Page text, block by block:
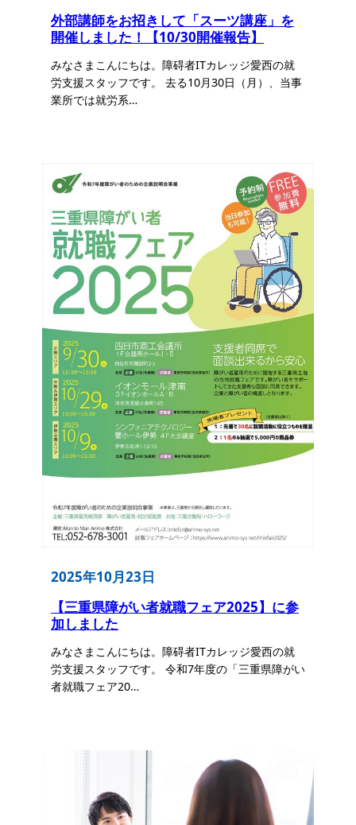
外部講師をお招きして「スーツ講座」を
開催しました！【10/30開催報告】
みなさまこんにちは。障碍者ITカレッジ愛西の就
労支援スタッフです。 去る10月30日（月）、当事
業所では就労系…
2025年10月23日
【三重県障がい者就職フェア2025】に参
加しました
みなさまこんにちは。障碍者ITカレッジ愛西の就
労支援スタッフです。 令和7年度の「三重県障がい
者就職フェア20…